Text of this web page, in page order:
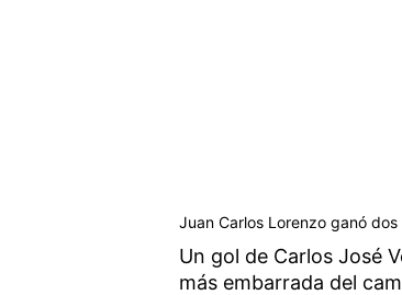
Juan Carlos Lorenzo ganó
Un gol de Carlos José
más embarrada del